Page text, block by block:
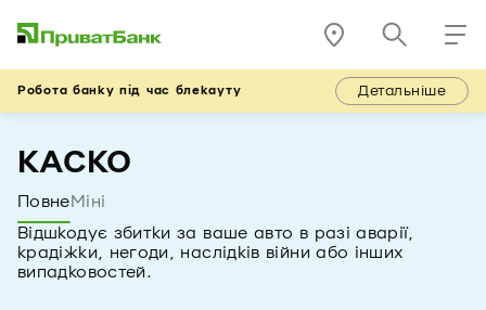
Робота банку під час блекауту Детальніше
КАСКО
ПовнеМіні
Відшкодує збитки за ваше авто в разі аварії,
крадіжки, негоди, наслідків війни або інших
випадковостей.